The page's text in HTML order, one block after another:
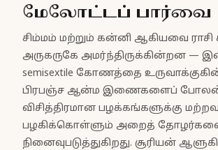
மேலோட்டப் பார்வை
சிம்மம் மற்றும் கன்னி ஆகியவை ராசி
அருகருகே அமர்ந்திருக்கின்றன —
semisextile கோணத்தை
பிரபஞ்ச ஆன்ம இணைகளைப்
விசித்திரமான பழக்கங்களுக்கு மற்றவர்
பழகிக்கொள்ளும் அறைத்
நினைவுபடுத்துகிறது. சூரியன்